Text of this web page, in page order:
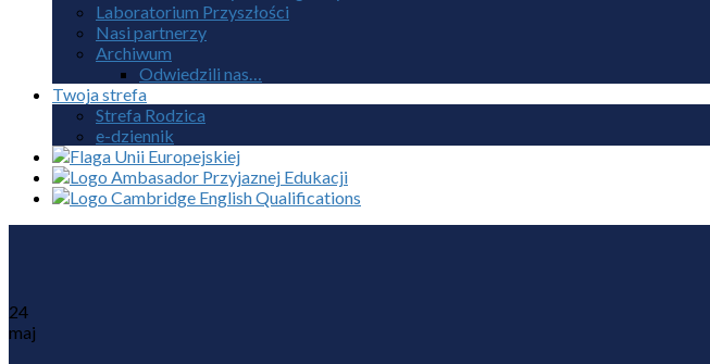
Laboratorium Przyszłości
Nasi partnerzy
Archiwum
Odwiedzili nas…
Twoja strefa
Strefa Rodzica
e-dziennik
24
maj